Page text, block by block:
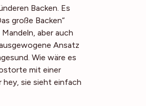
Backen. Es
große Backen“
aber auch
Ansatz
Wie wäre es
mit einer
hey, sie sieht einfach